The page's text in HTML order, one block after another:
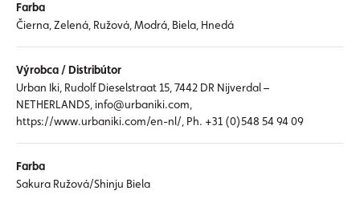
Farba
Čierna, Zelená, Ružová, Modrá, Biela, Hnedá
Výrobca / Distribútor
Urban Iki, Rudolf Dieselstraat 15, 7442 DR Nijverdal –
NETHERLANDS, info@urbaniki.com,
https://www.urbaniki.com/en-nl/, Ph. +31 (0)548 54 94 09
Farba
Sakura Ružová/Shinju Biela